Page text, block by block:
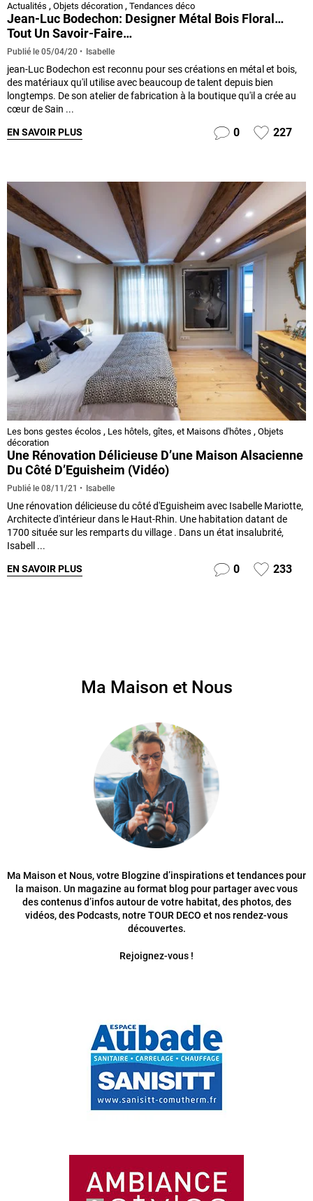
Actualités , Objets décoration , Tendances déco
Jean-Luc Bodechon: Designer Métal Bois Floral…
Tout Un Savoir-Faire…
Publié le 05/04/20 Isabelle
jean-Luc Bodechon est reconnu pour ses créations en métal et bois,
des matériaux qu'il utilise avec beaucoup de talent depuis bien
longtemps. De son atelier de fabrication à la boutique qu'il a crée au
cœur de Sain ...
EN SAVOIR PLUS 0 227
Les bons gestes écolos , Les hôtels, gîtes, et Maisons d'hôtes , Objets
décoration
Une Rénovation Délicieuse D’une Maison Alsacienne
Du Côté D’Eguisheim (vidéo)
Publié le 08/11/21 Isabelle
Une rénovation délicieuse du côté d'Eguisheim avec Isabelle Mariotte,
Architecte d'intérieur dans le Haut-Rhin. Une habitation datant de
1700 située sur les remparts du village . Dans un état insalubrité,
Isabell ...
EN SAVOIR PLUS 0 233
Ma Maison et Nous
Ma Maison et Nous, votre Blogzine d’inspirations et tendances pour
la maison. Un magazine au format blog pour partager avec vous
des contenus d’infos autour de votre habitat, des photos, des
vidéos, des Podcasts, notre TOUR DECO et nos rendez-vous
découvertes.
Rejoignez-vous !